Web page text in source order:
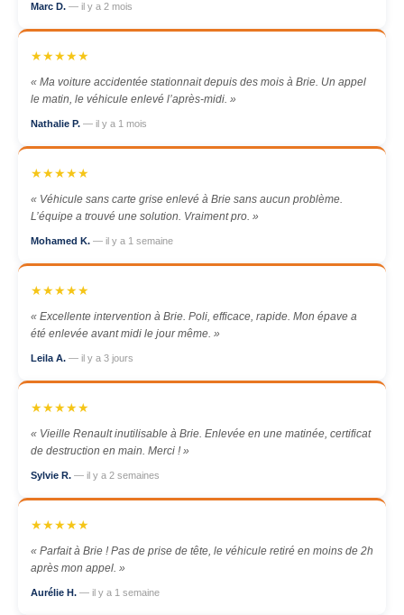
Marc D. — il y a 2 mois
★★★★★
« Ma voiture accidentée stationnait depuis des mois à Brie. Un appel
le matin, le véhicule enlevé l’après-midi. »
Nathalie P. — il y a 1 mois
★★★★★
« Véhicule sans carte grise enlevé à Brie sans aucun problème.
L’équipe a trouvé une solution. Vraiment pro. »
Mohamed K. — il y a 1 semaine
★★★★★
« Excellente intervention à Brie. Poli, efficace, rapide. Mon épave a
été enlevée avant midi le jour même. »
Leila A. — il y a 3 jours
★★★★★
« Vieille Renault inutilisable à Brie. Enlevée en une matinée, certificat
de destruction en main. Merci ! »
Sylvie R. — il y a 2 semaines
★★★★★
« Parfait à Brie ! Pas de prise de tête, le véhicule retiré en moins de 2h
après mon appel. »
Aurélie H. — il y a 1 semaine